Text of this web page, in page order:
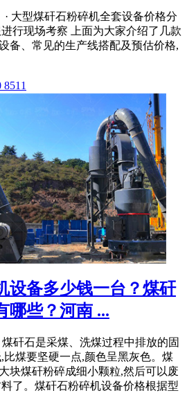
大型煤矸石粉碎机全套设备价格分
行现场考察 上面为大家介绍了几款
备、常见的生产线搭配及预估价格,
设备多少钱一台？煤矸
哪些？河南 ...
矸石是采煤、洗煤过程中排放的固
比煤要坚硬一点,颜色呈黑灰色。煤
块煤矸粉碎成细小颗粒,然后可以废
了。煤矸石粉碎机设备价格根据型